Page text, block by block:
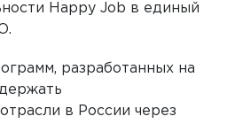
Happy Job в единый
разработанных на
в России через